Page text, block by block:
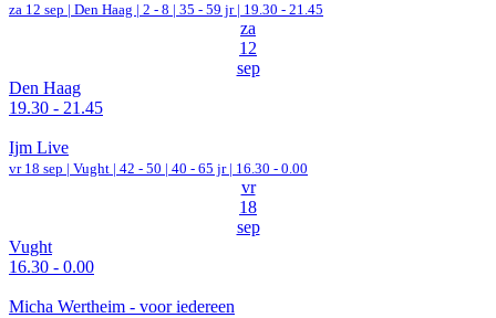
za 12 sep | Den Haag | 2 - 8 | 35 - 59 jr | 19.30 - 21.45
za
12
sep
Den Haag
19.30 - 21.45
Ijm Live
vr 18 sep | Vught | 42 - 50 | 40 - 65 jr | 16.30 - 0.00
vr
18
sep
Vught
16.30 - 0.00
Micha Wertheim - voor iedereen